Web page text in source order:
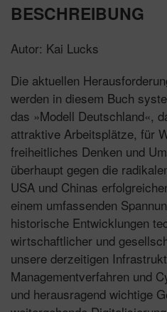
BESCHREIBUNG
Autor: Kai Lucks
Die aktuellen
werden in diesem Buch
das »Modell Deutschland«,
attraktive Arbeitsplätze, für
freiheitliches Denken und
überhaupt gegen die
USA und Chinas
einem umfassenden
historische Entwicklungen
wirtschaftlicher und
unsere derzeitigen
Managementverfahren und
und herausragend wichtige